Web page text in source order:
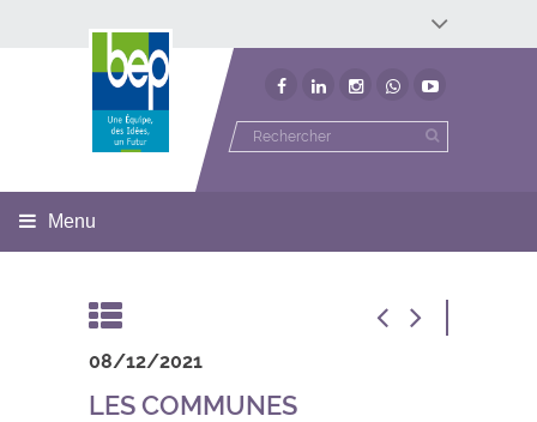
Développement économique
Développement territorial
Menu
08/12/2021
LES COMMUNES